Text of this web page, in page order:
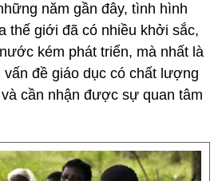
năm gần đây, tình hình
thế giới đã có nhiều khởi sắc,
kém phát triển, mà nhất là
đề giáo dục có chất lượng
cần nhận được sự quan tâm